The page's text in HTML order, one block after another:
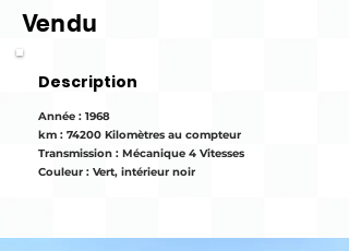
Vendu
Description
Année : 1968
km : 74200 Kilomètres au compteur
Transmission : Mécanique 4 Vitesses
Couleur : Vert, intérieur noir